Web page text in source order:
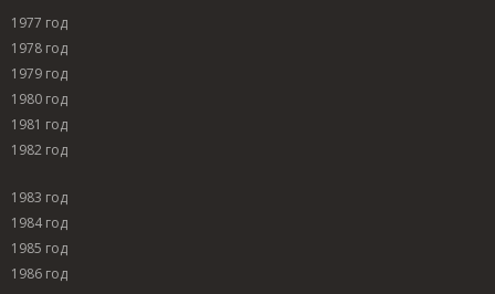
1977 год
1978 год
1979 год
1980 год
1981 год
1982 год
1983 год
1984 год
1985 год
1986 год